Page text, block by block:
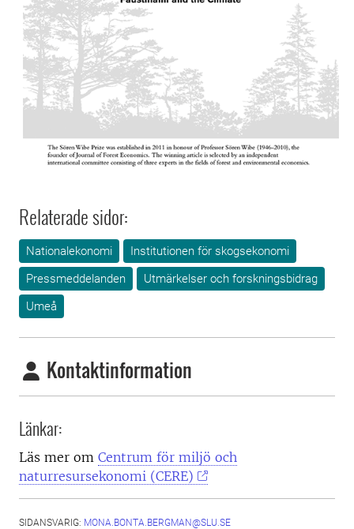
Relaterade sidor:
Nationalekonomi
Institutionen för skogsekonomi
Pressmeddelanden
Utmärkelser och forskningsbidrag
Umeå
Kontaktinformation
Länkar:
Läs mer om Centrum för miljö och
naturresursekonomi (CERE)
SIDANSVARIG: MONA.BONTA.BERGMAN@SLU.SE